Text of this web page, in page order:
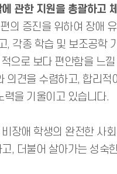
관한 지원을 총괄하고
의 증진을 위하여 장애
각종 학습 및 보조공학
으로 보다 편안함을 느
견을 수렴하고, 합리
을 기울이고 있습니다.
장애 학생의 완전한 사
, 더불어 살아가는 성숙